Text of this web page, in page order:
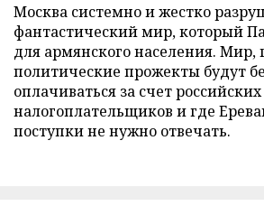
Москва системно и жестко
фантастический мир, который
для армянского населения. Мир,
политические прожекты будут
оплачиваться за счет российских
налогоплательщиков и где
поступки не нужно отвечать.